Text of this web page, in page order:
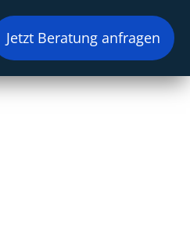
Jetzt Beratung anfragen